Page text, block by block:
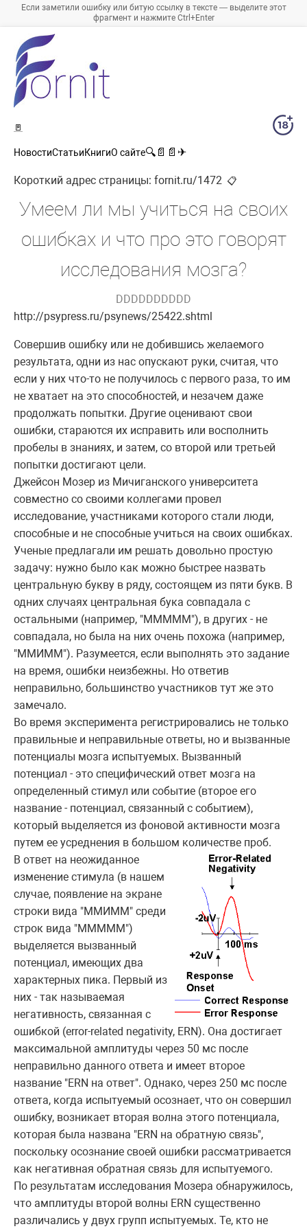
Если заметили ошибку или битую ссылку в тексте — выделите этот
фрагмент и нажмите Ctrl+Enter
🚪
НовостиСтатьиКнигиО сайте🔍 📄 📄 ✈
Короткий адрес страницы: fornit.ru/1472 📋
Умеем ли мы учиться на своих
ошибках и что про это говорят
исследования мозга?
DDDDDDDDDD
http://psypress.ru/psynews/25422.shtml
Совершив ошибку или не добившись желаемого
результата, одни из нас опускают руки, считая, что
если у них что-то не получилось с первого раза, то им
не хватает на это способностей, и незачем даже
продолжать попытки. Другие оценивают свои
ошибки, стараются их исправить или восполнить
пробелы в знаниях, и затем, со второй или третьей
попытки достигают цели.
Джейсон Мозер из Мичиганского университета
совместно со своими коллегами провел
исследование, участниками которого стали люди,
способные и не способные учиться на своих ошибках.
Ученые предлагали им решать довольно простую
задачу: нужно было как можно быстрее назвать
центральную букву в ряду, состоящем из пяти букв. В
одних случаях центральная бука совпадала с
остальными (например, "МММММ"), в других - не
совпадала, но была на них очень похожа (например,
"ММИММ"). Разумеется, если выполнять это задание
на время, ошибки неизбежны. Но ответив
неправильно, большинство участников тут же это
замечало.
Во время эксперимента регистрировались не только
правильные и неправильные ответы, но и вызванные
потенциалы мозга испытуемых. Вызванный
потенциал - это специфический ответ мозга на
определенный стимул или событие (второе его
название - потенциал, связанный с событием),
который выделяется из фоновой активности мозга
путем ее усреднения в большом количестве проб.
В ответ на неожиданное
изменение стимула (в нашем
случае, появление на экране
строки вида "ММИММ" среди
строк вида "МММММ")
выделяется вызванный
потенциал, имеющих два
характерных пика. Первый из
них - так называемая
негативность, связанная с
ошибкой (error-related negativity, ERN). Она достигает
максимальной амплитуды через 50 мс после
неправильно данного ответа и имеет второе
название "ERN на ответ". Однако, через 250 мс после
ответа, когда испытуемый осознает, что он совершил
ошибку, возникает вторая волна этого потенциала,
которая была названа "ERN на обратную связь",
поскольку осознание своей ошибки рассматривается
как негативная обратная связь для испытуемого.
По результатам исследования Мозера обнаружилось,
что амплитуды второй волны ERN существенно
различались у двух групп испытуемых. Те, кто не